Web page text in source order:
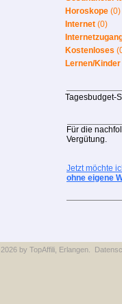
Horoskope (0)
Internet (0)
Kostenloses
Lernen/Kinder
Tagesbudget-
Für die
Vergütung.
Jetzt möchte
ohne eigene
by TopAffili , Erlangen.